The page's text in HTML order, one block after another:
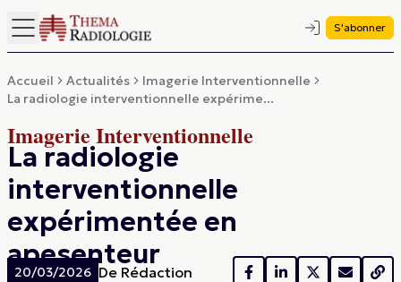
S'abonner
Accueil Actualités
Imagerie Interventionnelle
La radiologie interventionnelle expérime...
Imagerie Interventionnelle
La radiologie
interventionnelle
expérimentée en
apesenteur
20/03/2026 De Rédaction